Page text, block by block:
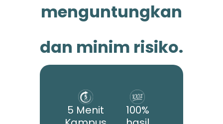
menguntungkan
dan minim risiko.
5 Menit
100%